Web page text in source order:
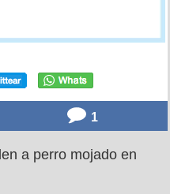
1
a perro mojado en